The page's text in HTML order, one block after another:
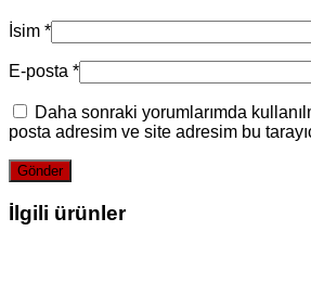
İsim *
E-posta *
Daha sonraki yorumlarımda
posta adresim ve site adresim bu
İlgili ürünler